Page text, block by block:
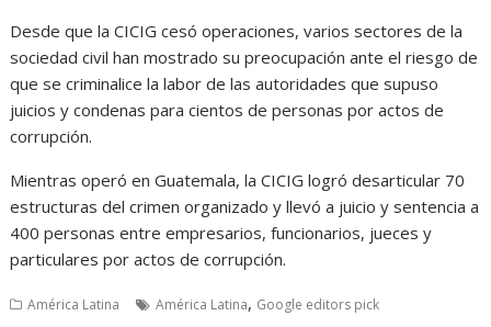
Desde que la CICIG cesó operaciones, varios sectores de la
sociedad civil han mostrado su preocupación ante el riesgo de
que se criminalice la labor de las autoridades que supuso
juicios y condenas para cientos de personas por actos de
corrupción.
Mientras operó en Guatemala, la CICIG logró desarticular 70
estructuras del crimen organizado y llevó a juicio y sentencia a
400 personas entre empresarios, funcionarios, jueces y
particulares por actos de corrupción.
América Latina América Latina, Google editors pick